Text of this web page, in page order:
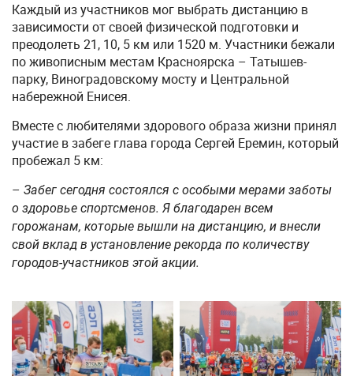
Каждый из участников мог выбрать дистанцию в
зависимости от своей физической подготовки и
преодолеть 21, 10, 5 км или 1520 м. Участники бежали
по живописным местам Красноярска – Татышев-
парку, Виноградовскому мосту и Центральной
набережной Енисея.
Вместе с любителями здорового образа жизни принял
участие в забеге глава города Сергей Еремин, который
пробежал 5 км:
– Забег сегодня состоялся с особыми мерами заботы
о здоровье спортсменов. Я благодарен всем
горожанам, которые вышли на дистанцию, и внесли
свой вклад в установление рекорда по количеству
городов-участников этой акции.